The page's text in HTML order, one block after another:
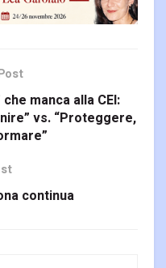
manca alla CEI:
vs. “Proteggere,
continua